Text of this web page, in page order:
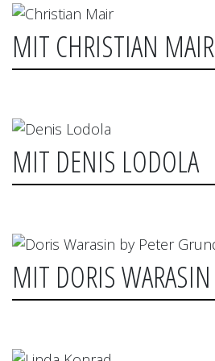
MIT CHRISTIAN MAIR
MIT DENIS LODOLA
Bozen.
MIT DORIS WARASIN